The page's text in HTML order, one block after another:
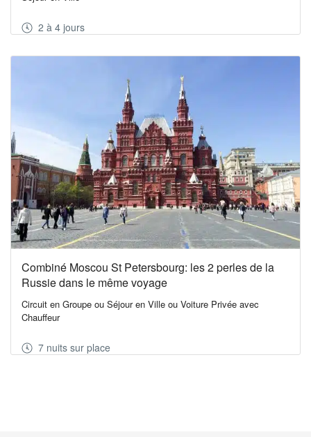
2 à 4 jours
Combiné Moscou St Petersbourg: les 2 perles de la
Russie dans le même voyage
Circuit en Groupe ou Séjour en Ville ou Voiture Privée avec
Chauffeur
7 nuits sur place